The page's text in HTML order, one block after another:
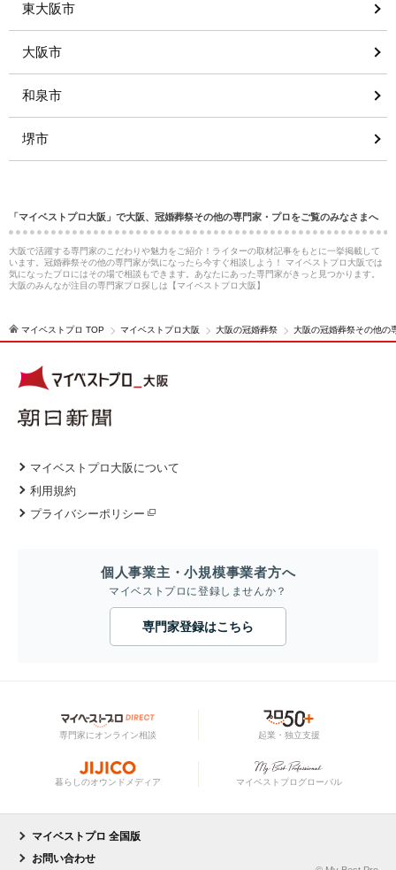
東大阪市
大阪市
和泉市
堺市
「マイベストプロ大阪」で大阪、冠婚葬祭その他の専門家・プロをご覧のみなさまへ
大阪で活躍する専門家のこだわりや魅力をご紹介！ライターの取材記事をもとに一挙掲載して
います。冠婚葬祭その他の専門家が気になったら今すぐ相談しよう！ マイベストプロ大阪では
気になったプロにはその場で相談もできます。あなたにあった専門家がきっと見つかります。
大阪のみんなが注目の専門家プロ探しは【マイベストプロ大阪】
マイベストプロ TOP マイベストプロ大阪 大阪の冠婚葬祭 大阪の冠婚葬祭その他の
マイベストプロ大阪について
利用規約
プライバシーポリシー
個人事業主・小規模事業者方へ
マイベストプロに登録しませんか？
専門家登録はこちら
専門家にオンライン相談 起業・独立支援
暮らしのオウンドメディア マイベストプログローバル
マイベストプロ 全国版
お問い合わせ